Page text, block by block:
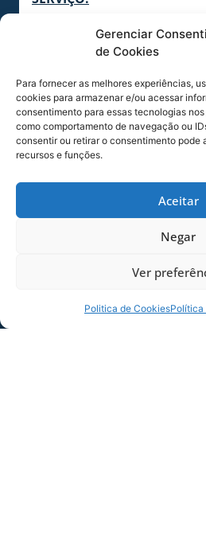
Gerenciar
de Cookies
Para fornecer as melhores experiências,
cookies para armazenar e/ou acessar
consentimento para essas tecnologias
como comportamento de navegação ou
consentir ou retirar o consentimento pode
recursos e funções.
Aceitar
Negar
Ver
Politica de CookiesPolítica
Lançamento da Linha
Avaí Store – Ressacada
Horário:18h30